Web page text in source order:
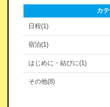
カ
日程(1)
宿泊(1)
はじめに・結びに(1)
その他(8)